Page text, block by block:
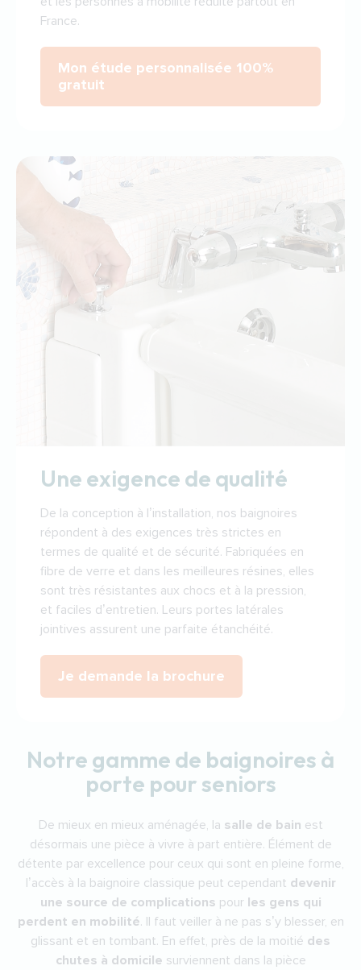
France.
Mon étude personnalisée 100%
gratuit
Une exigence de qualité
De la conception à l’installation, nos baignoires
répondent à des exigences très strictes en
termes de qualité et de sécurité. Fabriquées en
fibre de verre et dans les meilleures résines, elles
sont très résistantes aux chocs et à la pression,
et faciles d’entretien. Leurs portes latérales
jointives assurent une parfaite étanchéité.
Je demande la brochure
Notre gamme de baignoires à
porte pour seniors
De mieux en mieux aménagée, la salle de bain est
désormais une pièce à vivre à part entière. Élément de
détente par excellence pour ceux qui sont en pleine forme,
l’accès à la baignoire classique peut cependant devenir
une source de complications pour les gens qui
perdent en mobilité. Il faut veiller à ne pas s’y blesser, en
glissant et en tombant. En effet, près de la moitié des
chutes à domicile surviennent dans la pièce